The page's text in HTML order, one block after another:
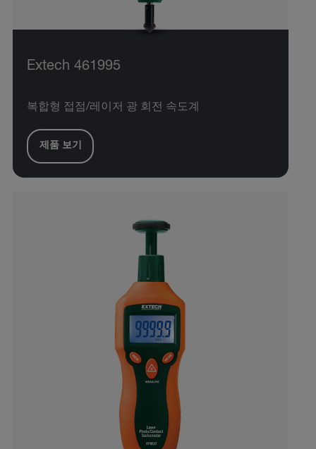
Extech 461995
복합형 접점/레이저 광 회전 속도계
제품 보기